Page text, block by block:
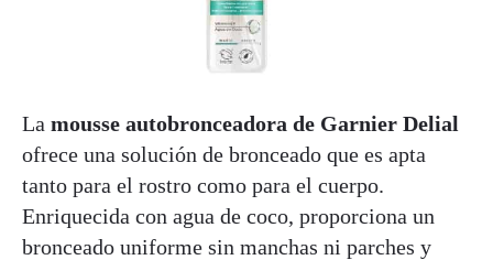
La mousse autobronceadora de Garnier Delial
ofrece una solución de bronceado que es apta
tanto para el rostro como para el cuerpo.
Enriquecida con agua de coco, proporciona un
bronceado uniforme sin manchas ni parches y